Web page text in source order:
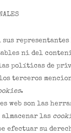
sus representantes
ni del
políticas de
terceros
.
web son las
almacenar las
efectuar su